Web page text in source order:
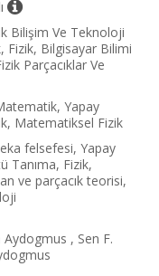
Bilişim Ve Teknoloji
Fizik, Bilgisayar Bilimi
Parçacıklar Ve
Yapay
Matematiksel Fizik
felsefesi, Yapay
Tanıma, Fizik,
ve parçacık teorisi,
Aydogmus , Sen F.